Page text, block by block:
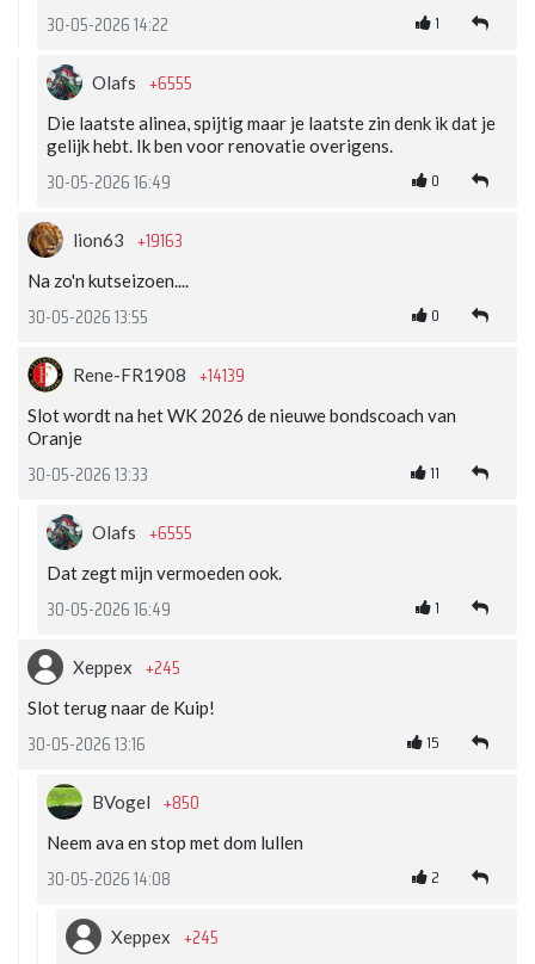
30-05-2026 14:22 1
Olafs +6555
Die laatste alinea, spijtig maar je laatste zin denk ik dat je
gelijk hebt. Ik ben voor renovatie overigens.
30-05-2026 16:49 0
lion63 +19163
Na zo'n kutseizoen....
30-05-2026 13:55 0
Rene-FR1908 +14139
Slot wordt na het WK 2026 de nieuwe bondscoach van
Oranje
30-05-2026 13:33 11
Olafs +6555
Dat zegt mijn vermoeden ook.
30-05-2026 16:49 1
Xeppex +245
Slot terug naar de Kuip!
30-05-2026 13:16 15
BVogel +850
Neem ava en stop met dom lullen
30-05-2026 14:08 2
Xeppex +245